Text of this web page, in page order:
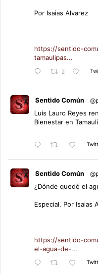
Por Isaias Alvarez
https://sentido-
tamaulipas...
2
Sentido Común
Luis Lauro Reyes
Bienestar en
Sentido Común
¿Dónde quedó el
Especial. Por Isaias
https://sentido-
el-agua-de-...